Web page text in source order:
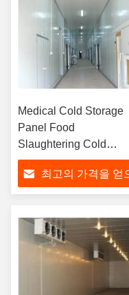
Medical Cold Storage
Panel Food
Slaughtering Cold
Chain Special Board
Purification Board
최고의 가격을 얻